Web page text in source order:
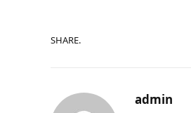
SHARE.
admin